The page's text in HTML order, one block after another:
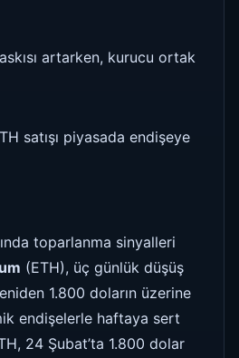
artarken, kurucu ortak
satışı piyasada endişeye
toparlanma sinyalleri
(ETH), üç günlük düşüş
1.800 doların üzerine
endişelerle haftaya sert
24 Şubat’ta 1.800 dolar